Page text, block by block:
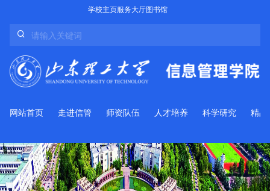
学校主页服务大厅图书馆
网站首页 走进信管 师资队伍 人才培养 科学研究 精品